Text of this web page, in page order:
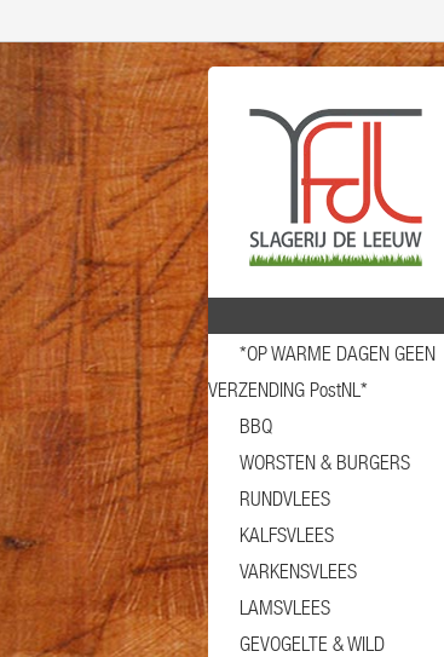
*OP WARME DAGEN GEEN
VERZENDING PostNL*
BBQ
WORSTEN & BURGERS
RUNDVLEES
KALFSVLEES
VARKENSVLEES
LAMSVLEES
GEVOGELTE & WILD